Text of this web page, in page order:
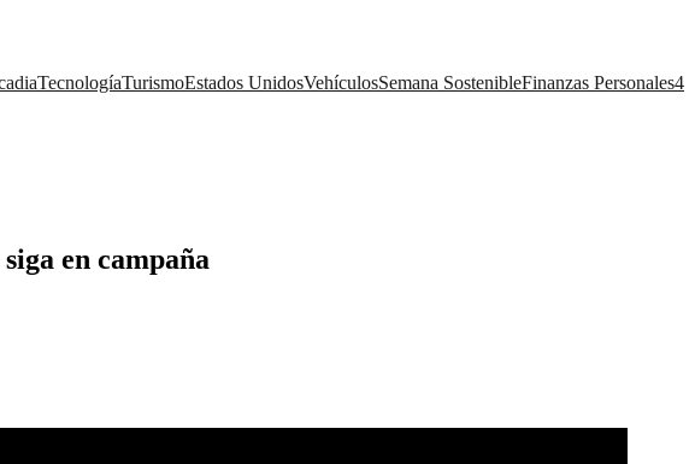
TecnologíaTurismoEstados UnidosVehículosSemana SostenibleFinanzas Personales4
en campaña